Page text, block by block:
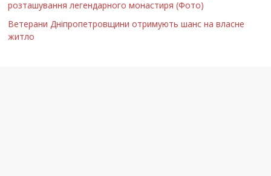
розташування легендарного монастиря (Фото)
Ветерани Дніпропетровщини отримують шанс на власне
житло